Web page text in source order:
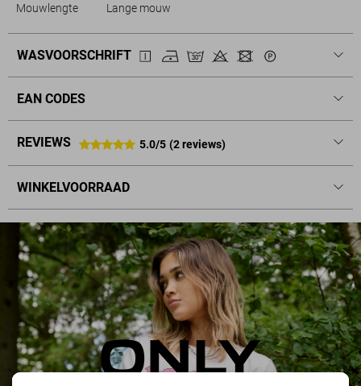
Mouwlengte
Lange mouw
WASVOORSCHRIFT
EAN CODES
REVIEWS 5.0/5 (2 reviews)
WINKELVOORRAAD